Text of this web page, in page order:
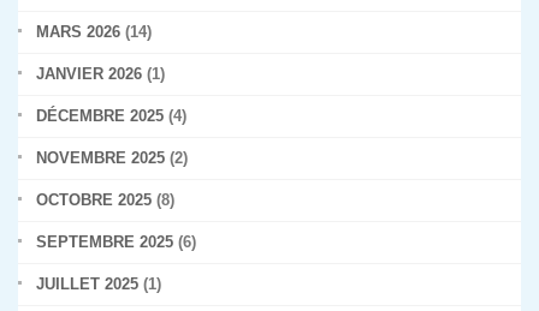
MARS 2026 (14)
JANVIER 2026 (1)
DÉCEMBRE 2025 (4)
NOVEMBRE 2025 (2)
OCTOBRE 2025 (8)
SEPTEMBRE 2025 (6)
JUILLET 2025 (1)